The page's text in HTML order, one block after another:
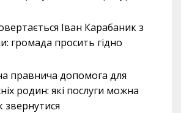
Іван Карабаник з
громада просить гідно
правнича допомога для
родин: які послуги можна
звернутися